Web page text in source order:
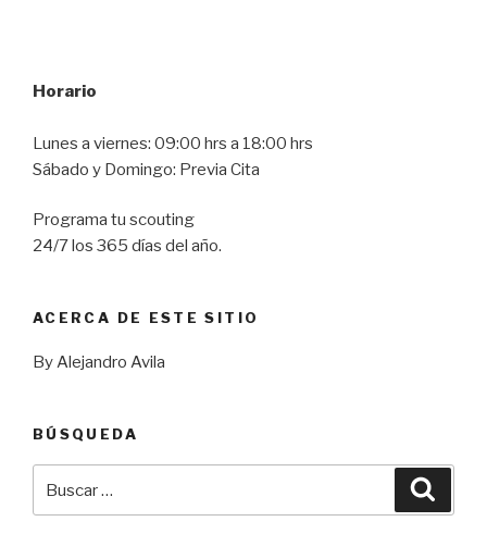
Horario
Lunes a viernes: 09:00 hrs a 18:00 hrs
Sábado y Domingo: Previa Cita
Programa tu scouting
24/7 los 365 días del año.
ACERCA DE ESTE SITIO
By Alejandro Avila
BÚSQUEDA
por: